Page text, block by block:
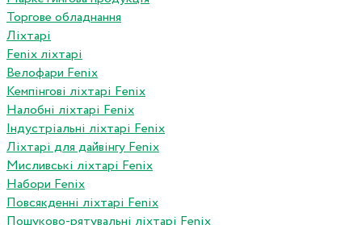
Торгове обладнання
Ліхтарі
Fenix ліхтарі
Велофари Fenix
Кемпінгові ліхтарі Fenix
Налобні ліхтарі Fenix
Індустріальні ліхтарі Fenix
Ліхтарі для дайвінгу Fenix
Мисливські ліхтарі Fenix
Набори Fenix
Повсякденні ліхтарі Fenix